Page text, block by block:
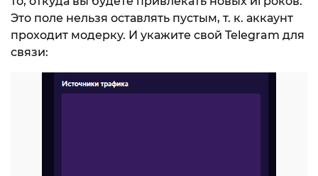
Это поле нельзя оставлять пустым, т. к. аккаунт
проходит модерку. И укажите свой Telegram для
связи: